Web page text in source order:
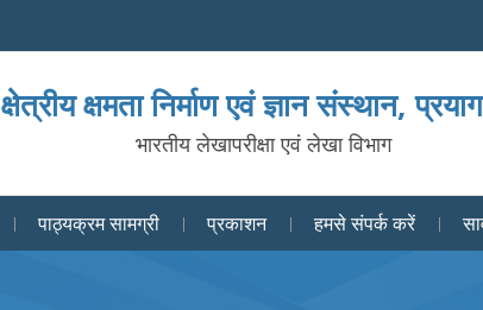
क्षेत्रीय क्षमता निर्माण एवं ज्ञान संस्थान,
भारतीय लेखापरीक्षा एवं लेखा विभाग
पाठ्यक्रम सामग्री प्रकाशन हमसे संपर्क करें